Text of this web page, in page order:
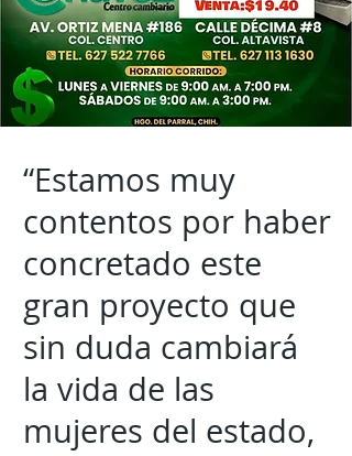
“Estamos muy
contentos por haber
concretado este
gran proyecto que
sin duda cambiará
la vida de las
mujeres del estado,